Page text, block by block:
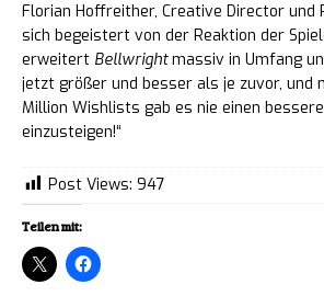
Florian Hoffreither, Creative Director und
sich begeistert von der Reaktion der
erweitert Bellwrightmassiv in Umfang
jetzt größer und besser als je zuvor, und
Million Wishlists gab es nie einen
einzusteigen!“
Post Views: 947
Teilen mit: